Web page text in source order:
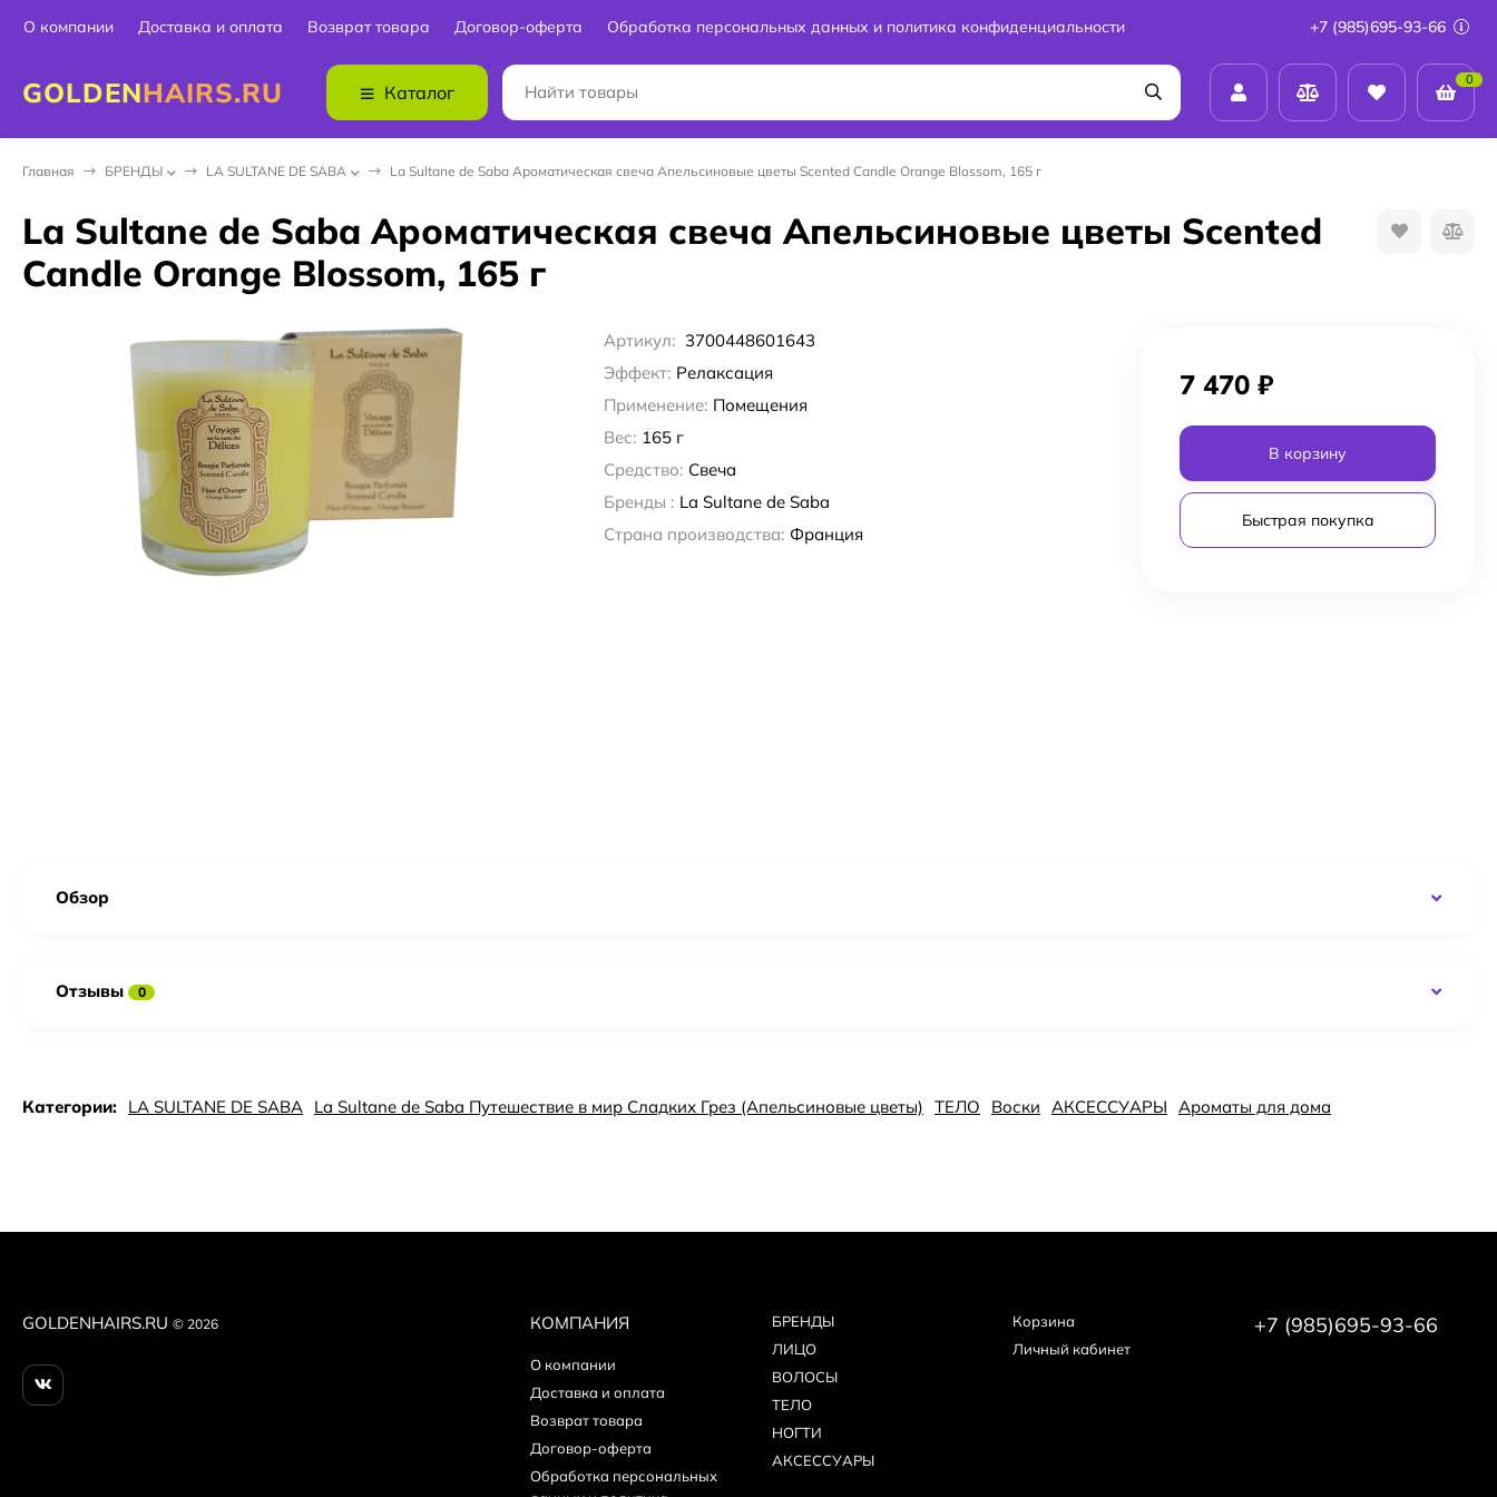
О компании Доставка и оплата Возврат товара Договор-оферта Обработка персональных данных и политика конфиденциальности +7 (985)695-93-66
GOLDENHAIRS.RU Каталог
0
Главная БPEНДЫ LA SULTANE DE SABA La Sultane de Saba Ароматическая свеча Апельсиновые цветы Scented Candle Orange Blossom, 165 г
La Sultane de Saba Ароматическая свеча Апельсиновые цветы Scented
Candle Orange Blossom, 165 г
Артикул: 3700448601643
Эффект: Релаксация
Применение: Помещения
Вес: 165 г
Средство: Свеча
Бренды : La Sultane de Saba
Страна производства: Франция
7 470 ₽
В корзину
Быстрая покупка
Обзор
Отзывы 0
Категории: LA SULTANE DE SABA La Sultane de Saba Путешествие в мир Сладких Грез (Апельсиновые цветы) ТЕЛО Воски АКСЕССУАРЫ Ароматы для дома
GOLDENHAIRS.RU © 2026 КОМПАНИЯ
О компании
Доставка и оплата
Возврат товара
Договор-оферта
Обработка персональных
БPEНДЫ
ЛИЦО
ВОЛОСЫ
ТЕЛО
НОГТИ
АКСЕССУАРЫ
Корзина
Личный кабинет
+7 (985)695-93-66